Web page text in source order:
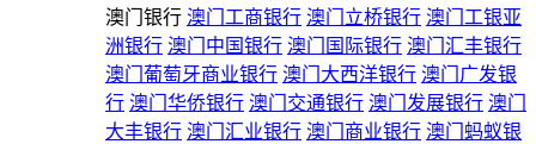
澳门银行 澳门工商银行 澳门立桥银行 澳门工银亚
洲银行 澳门中国银行 澳门国际银行 澳门汇丰银行
澳门葡萄牙商业银行 澳门大西洋银行 澳门广发银
行 澳门华侨银行 澳门交通银行 澳门发展银行 澳门
大丰银行 澳门汇业银行 澳门商业银行 澳门蚂蚁银